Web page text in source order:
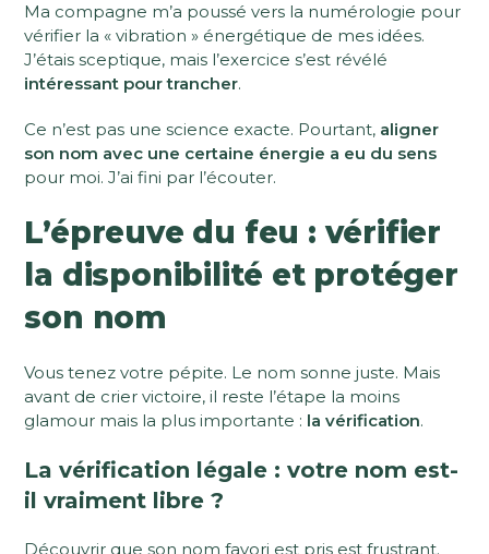
Ma compagne m’a poussé vers la numérologie pour
vérifier la « vibration » énergétique de mes idées.
J’étais sceptique, mais l’exercice s’est révélé
intéressant pour trancher.
Ce n’est pas une science exacte. Pourtant, aligner
son nom avec une certaine énergie a eu du sens
pour moi. J’ai fini par l’écouter.
L’épreuve du feu : vérifier
la disponibilité et protéger
son nom
Vous tenez votre pépite. Le nom sonne juste. Mais
avant de crier victoire, il reste l’étape la moins
glamour mais la plus importante : la vérification.
La vérification légale : votre nom est-
il vraiment libre ?
Découvrir que son nom favori est pris est frustrant.